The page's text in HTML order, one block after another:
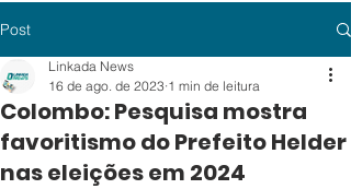
Post
Colombo: Pesquisa mostra
favoritismo do Prefeito Helder
nas eleições em 2024
Linkada News
16 de ago. de 2023 1 min de leitura